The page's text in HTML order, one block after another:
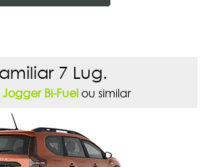
7 Lug.
Bi-Fuel ou similar